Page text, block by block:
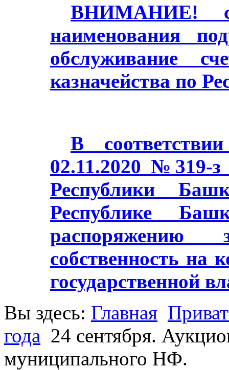
ВНИМАНИЕ! с
наименования
обслуживание
казначейства по
В
02.11.2020 №319-
Республики
Республике
распоряжению
собственность на
государственной
Вы здесь: Главная
года 24 сентября.
муниципального НФ.